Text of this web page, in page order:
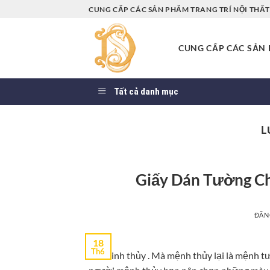
CUNG CẤP CÁC SẢN PHẨM TRANG TRÍ NỘI
CUNG CẤP CÁC
Tất cả danh mục
Giấy Dán Tường
18
Th6
Kim sinh thủy . Mà mệnh thủy lại là mệnh